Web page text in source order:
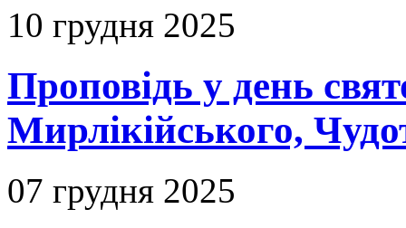
10 грудня 2025
Проповідь у день
Мирлікійського,
07 грудня 2025